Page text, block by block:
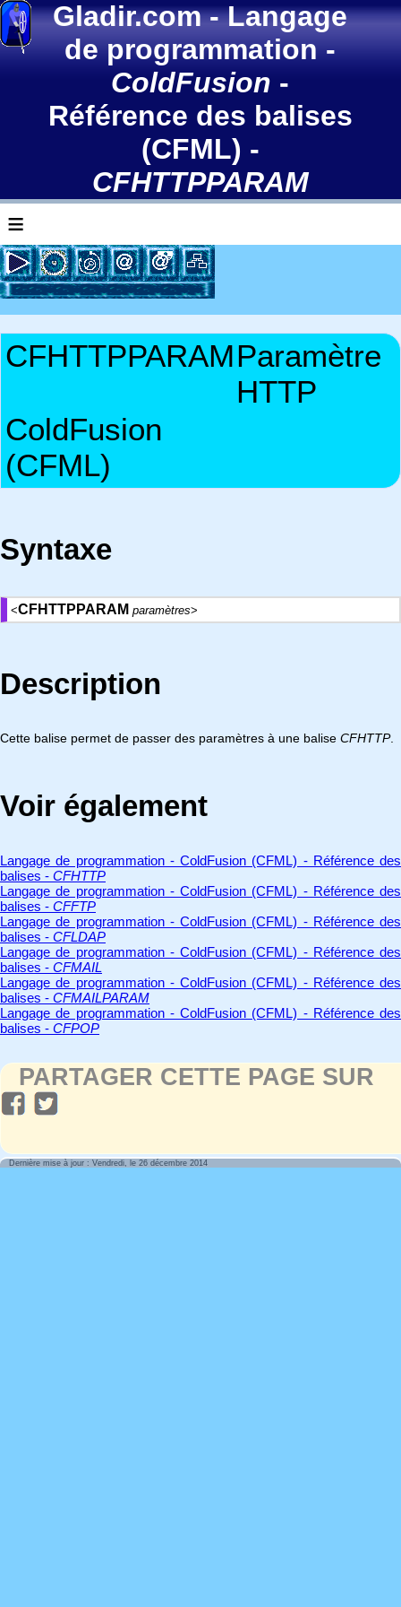
Gladir.com-Langage
de programmation-
ColdFusion -
Référence des balises
(CFML) -
CFHTTPPARAM
≡
CFHTTPPARAMParamètre
HTTP
ColdFusion
(CFML)
Syntaxe
<CFHTTPPARAM paramètres>
Description
Cette balise permet de passer des paramètres à une balise CFHTTP.
Voir également
Langage de programmation - ColdFusion (CFML) - Référence des
balises - CFHTTP
Langage de programmation - ColdFusion (CFML) - Référence des
balises - CFFTP
Langage de programmation - ColdFusion (CFML) - Référence des
balises - CFLDAP
Langage de programmation - ColdFusion (CFML) - Référence des
balises - CFMAIL
Langage de programmation - ColdFusion (CFML) - Référence des
balises - CFMAILPARAM
Langage de programmation - ColdFusion (CFML) - Référence des
balises - CFPOP
PARTAGER CETTE PAGE SUR
Dernière mise à jour : Vendredi, le 26 décembre 2014